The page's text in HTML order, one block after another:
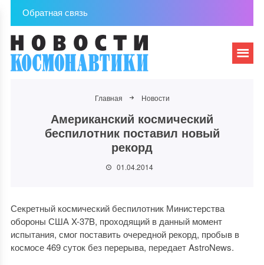
Обратная связь
Главная Новости
Американский космический
беспилотник поставил новый
рекорд
01.04.2014
Секретный космический беспилотник Министерства
обороны США X-37B, проходящий в данный момент
испытания, смог поставить очередной рекорд, пробыв в
космосе 469 суток без перерыва, передает AstroNews.